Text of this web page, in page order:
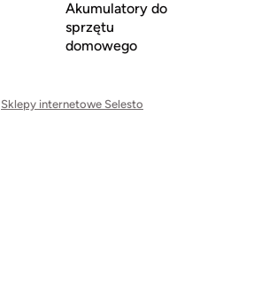
Akumulatory do
sprzętu
domowego
Sklepy internetowe Selesto